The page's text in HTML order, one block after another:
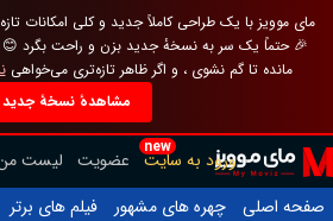
مای موویز با یک طراحی کاملاً جدید و کلی امکانات
🎉 حتماً یک سر به نسخهٔ جدید بزن و راحت بگرد
مانده تا گم نشوی ، و اگر ظاهر تازه‌تری می‌خواهی
مشاهدهٔ نسخهٔ جدید
new
ورود به سایت عضویت لیست
صفحه اصلی
چهره های مشهور
فیلم های برتر